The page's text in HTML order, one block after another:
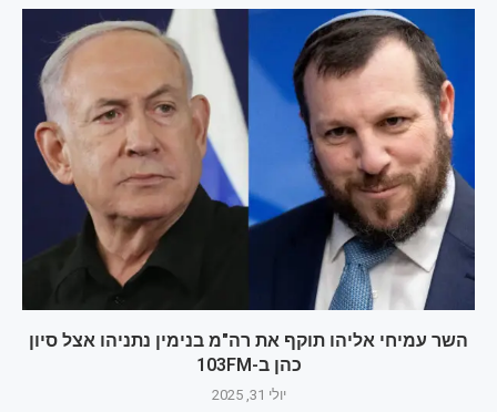
השר עמיחי אליהו תוקף את רה"מ בנימין נתניהו אצל סיון
כהן ב-103FM
יולי 31, 2025